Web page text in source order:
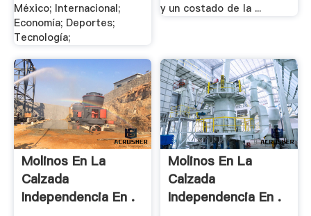
México; Internacional;
Economía; Deportes;
Tecnología;
y un costado de la ...
Molinos En La
Calzada
Independencia En .
Molinos En La
Calzada
Independencia En .